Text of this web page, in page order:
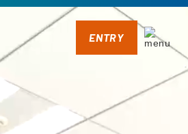
ENTRY